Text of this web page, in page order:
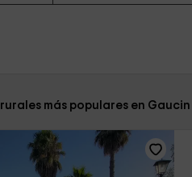
más populares en Gaucin